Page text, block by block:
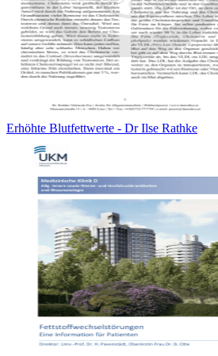
Erhöhte Blutfettwerte - Dr Ilse Rathke